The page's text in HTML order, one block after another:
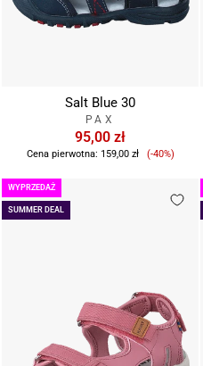
Salt Blue 30
PAX
95,00 zł
Cena pierwotna: 159,00 zł
Cena
(-40%)
SUMMER DEAL
WYPRZEDAŻ